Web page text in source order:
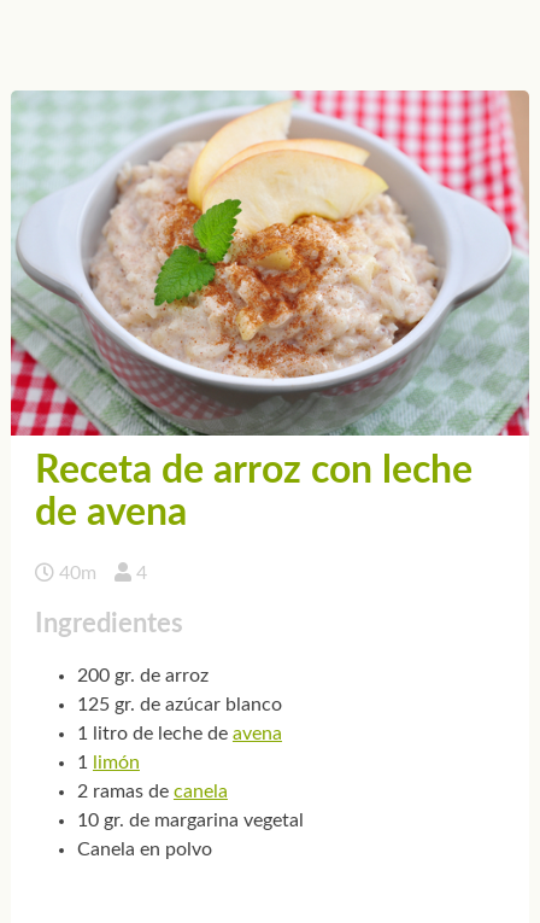
Receta de arroz con leche
de avena
40m 4
Ingredientes
200 gr. de arroz
125 gr. de azúcar blanco
1 litro de leche de avena
1
limón
2 ramas de canela
10 gr. de margarina vegetal
Canela en polvo